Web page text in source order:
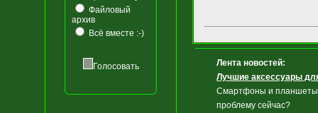
Файловый
архив
Всё вместе :-)
Голосовать
Лента новостей:
Лучшие аксессуары
Смартфоны и планшеты
проблему сейчас?